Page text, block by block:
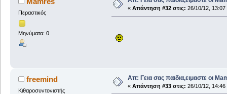
Περαστικός
Μηνύματα: 0
« Απάντηση #32 στις: 26/10/12, 13:07
freemind
Κιθαροσυντονιστής
Απ: Γεια σας παιδια,ειμαστε οι
« Απάντηση #33 στις: 26/10/12, 14:46